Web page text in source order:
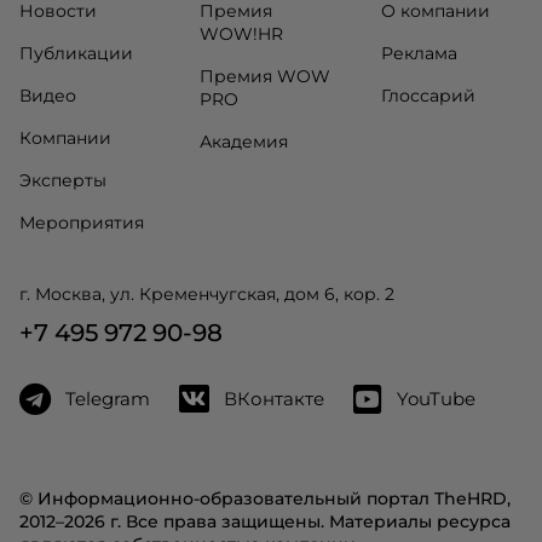
© Информационно-образовательный портал TheHRD,
2012–2026 г. Все права защищены. Материалы ресурса
Новости
Публикации
Видео
Компании
Эксперты
Мероприятия
Премия
WOW!HR
Премия WOW
PRO
Академия
О компании
Реклама
Глоссарий
г. Москва, ул. Кременчугская, дом 6, кор. 2
+7 495 972 90-98
Telegram ВКонтакте YouTube